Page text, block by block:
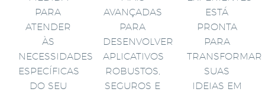
PARA
ATENDER
ÀS
NECESSIDADES
ESPECÍFICAS
DO SEU
AVANÇADAS
PARA
DESENVOLVER
APLICATIVOS
ROBUSTOS,
SEGUROS E
ESTÁ
PRONTA
PARA
TRANSFORMAR
SUAS
IDEIAS EM